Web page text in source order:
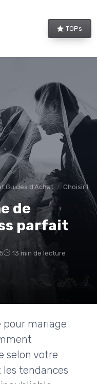
TOPs
Guides d'Achat Choisir le
de
parfait
13 min de lecture
pour mariage
selon votre
tendances